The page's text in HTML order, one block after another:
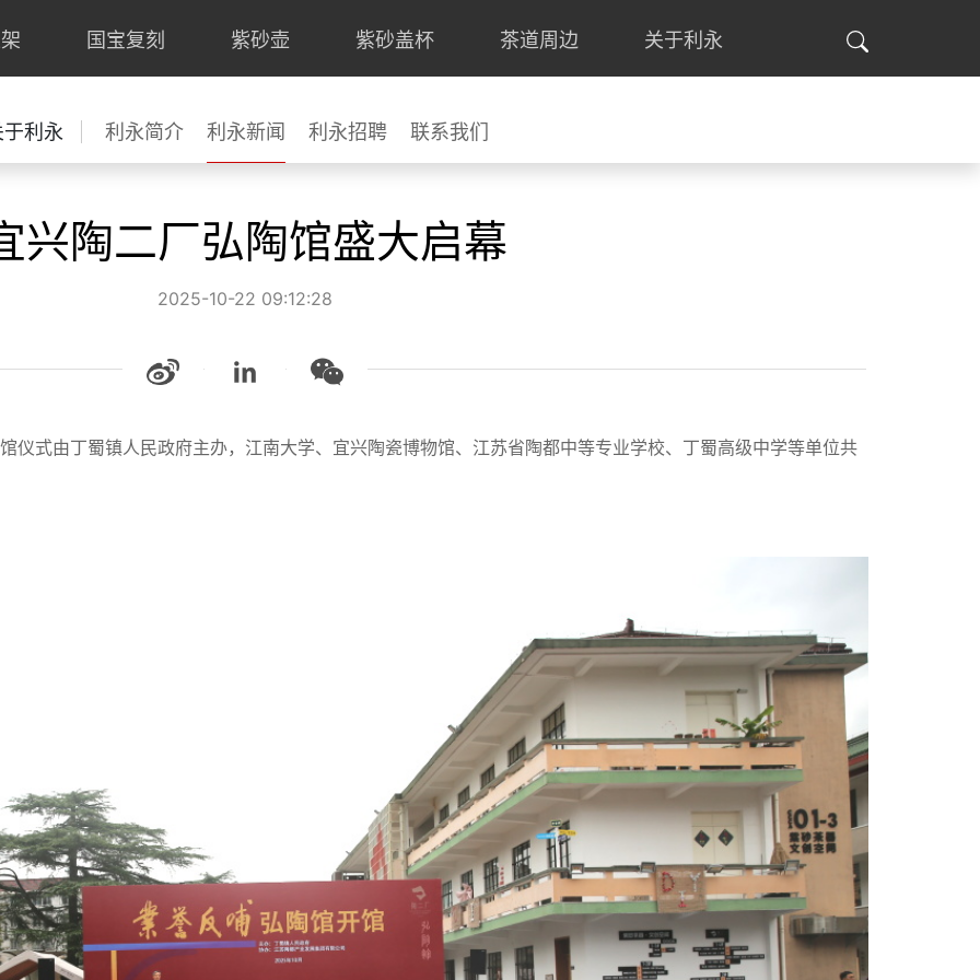
国宝复刻 紫砂壶 紫砂盖杯 茶道周边 关于利永
利永 利永简介 利永新闻 利永招聘 联系我们
兴陶二厂弘陶馆盛大启幕
2025-10-22 09:12:28
仪式由丁蜀镇人民政府主办，江南大学、宜兴陶瓷博物馆、江苏省陶都中等专业学校、丁蜀高级中学等单位共